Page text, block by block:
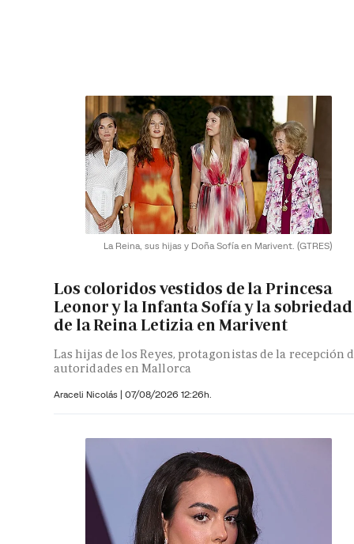
La Reina, sus hijas y Doña Sofía en Marivent. (GTRES)
Los coloridos vestidos de la Princesa
Leonor y la Infanta Sofía y la sobriedad
de la Reina Letizia en Marivent
Las hijas de los Reyes, protagonistas de la recepción
autoridades en Mallorca
Araceli Nicolás | 07/08/2026 12:26h.